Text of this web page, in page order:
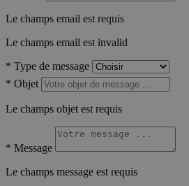
Le champs email est requis
Le champs email est invalid
* Type de message
* Objet
Le champs objet est requis
* Message
Le champs message est requis